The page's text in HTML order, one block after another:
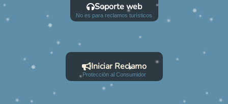
Soporte web
No es para reclamos turísticos
Iniciar Reclamo
Protección al Consumidor